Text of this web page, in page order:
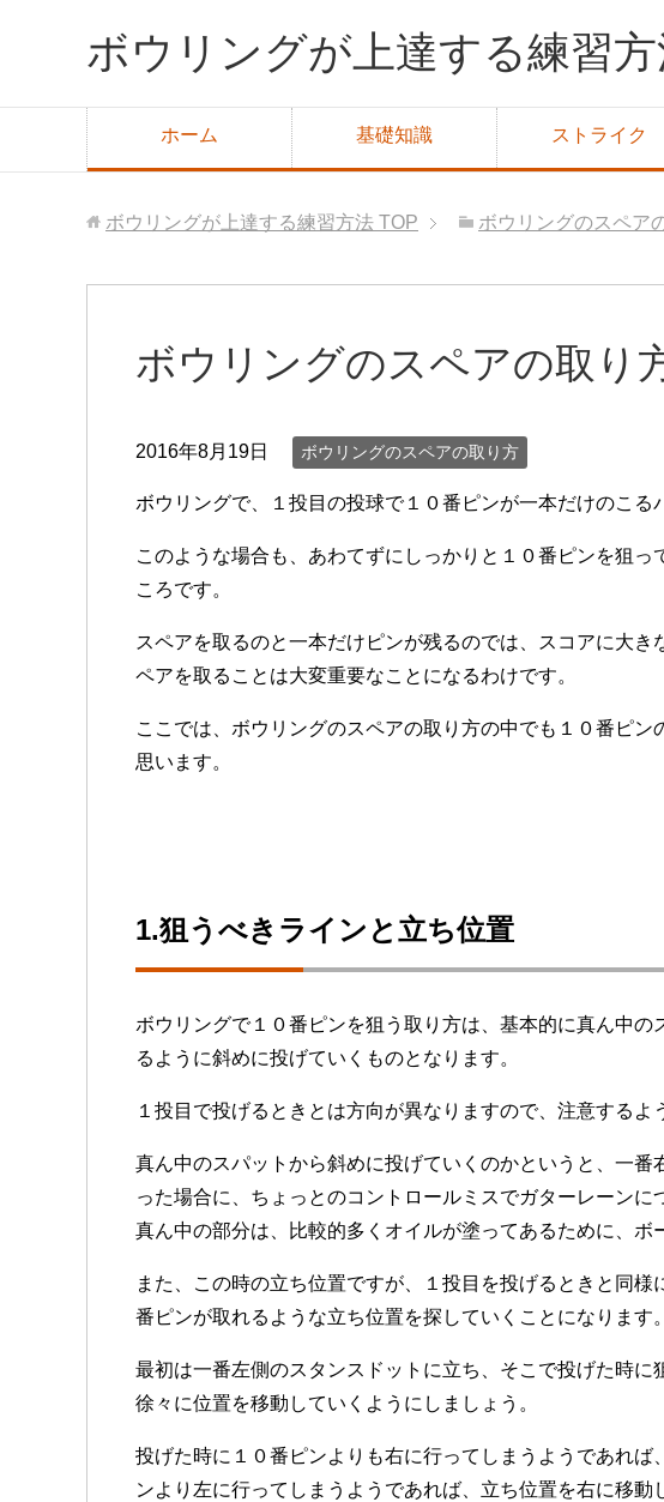
ボウリングが上達する練習
ホーム 基礎知識 ストライク
ボウリングが上達する練習方法 TOP ボウリングのスペア
ボウリングのスペアの取り
2016年8月19日 ボウリングのスペアの取り方
ボウリングで、１投目の投球で１０番ピンが一本だけのこる
このような場合も、あわてずにしっかりと１０番ピンを狙っ
ころです。
スペアを取るのと一本だけピンが残るのでは、スコアに大き
ペアを取ることは大変重要なことになるわけです。
ここでは、ボウリングのスペアの取り方の中でも１０番ピン
思います。
1.狙うべきラインと立ち位置
ボウリングで１０番ピンを狙う取り方は、基本的に真ん中の
るように斜めに投げていくものとなります。
１投目で投げるときとは方向が異なりますので、注意するよ
真ん中のスパットから斜めに投げていくのかというと、一番
った場合に、ちょっとのコントロールミスでガターレーン
真ん中の部分は、比較的多くオイルが塗ってあるために、ボ
また、この時の立ち位置ですが、１投目を投げるときと同様
番ピンが取れるような立ち位置を探していくことになります。
最初は一番左側のスタンスドットに立ち、そこで投げた時に
徐々に位置を移動していくようにしましょう。
投げた時に１０番ピンよりも右に行ってしまうようであれば
ンより左に行ってしまうようであれば、立ち位置を右に移動